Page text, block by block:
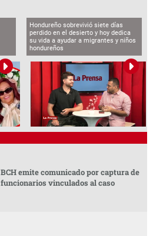
Hondureño sobrevivió siete días
perdido en el desierto y hoy dedica
su vida a ayudar a migrantes y niños
hondureños
BCH emite comunicado por captura de
funcionarios vinculados al caso